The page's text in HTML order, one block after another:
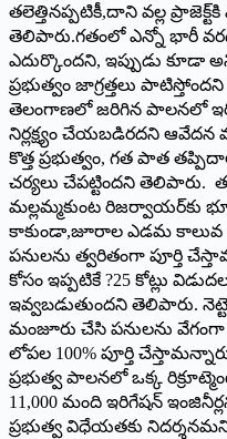
తలెత్తినప్పటికీ,దాని వల్ల
తెలిపారు.గతంలో ఎన్నో భారీ
ఎదుర్కొందని, ఇప్పుడు కూడా
ప్రభుత్వం జాగ్రత్తలు
తెలంగాణలో జరిగిన పాలనలో
నిర్లక్ష్యం చేయబడిరదని ఆవేదన
కొత్త ప్రభుత్వం, గత పాత
చర్యలు చేపట్టిందని తెలిపారు.
మల్లమ్మకుంట రిజర్వాయర్‌కు
కాకుండా,జూరాల ఎడమ
పనులను త్వరితంగా పూర్తి
కోసం ఇప్పటికే ?25 కోట్లు
ఇవ్వబడుతుందని తెలిపారు.
మంజూరు చేసి పనులను
లోపల 100% పూర్తి
ప్రభుత్వ పాలనలో ఒక్క
11,000 మంది ఇరిగేషన్‌
ప్రభుత్వ విధేయతకు నిదర్శనమని